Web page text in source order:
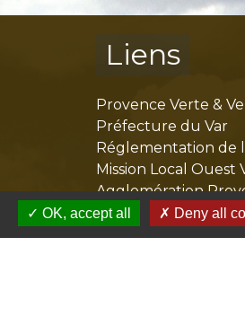
Liens
Provence Verte &
Préfecture du Var
Réglementation de
Mission Local Ouest
Agglomération
OK, accept all Deny all